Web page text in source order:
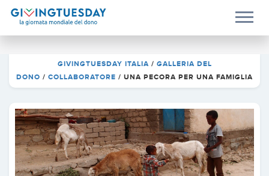
GIVINGTUESDAY ITALIA / GALLERIA DEL
DONO / COLLABORATORE / UNA PECORA PER UNA FAMIGLIA